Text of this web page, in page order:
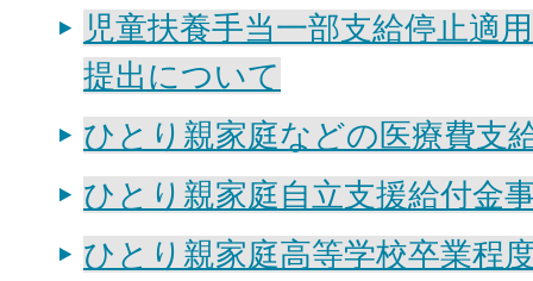
児童扶養手当一部支給停止適
提出について
ひとり親家庭などの医療費支
ひとり親家庭自立支援給付金
ひとり親家庭高等学校卒業程